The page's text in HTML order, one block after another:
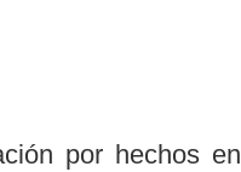
por hechos en